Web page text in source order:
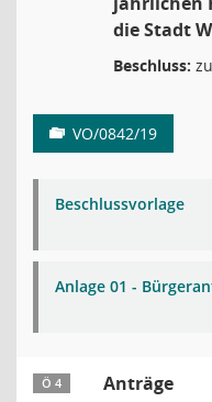
die Stadt
Beschluss:
VO/0842/19
Beschlussvorlage
Anlage 01 -
Ö 4 Anträge